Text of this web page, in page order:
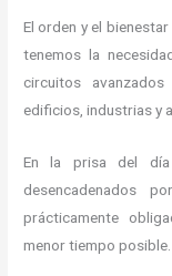
El orden y el
tenemos la
circuitos
edificios, industrias y
En la prisa del día
desencadenados
prácticamente
menor tiempo posible.